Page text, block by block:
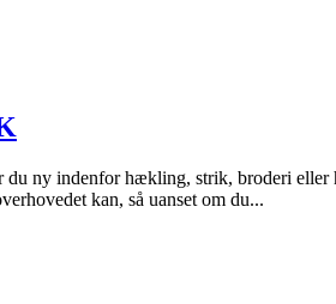
ny indenfor hækling, strik, broderi eller
kan, så uanset om du...